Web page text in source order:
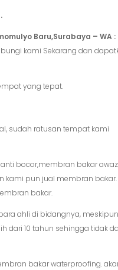
Baru,Surabaya – WA :
kami Sekarang dan
yang tepat.
sudah ratusan tempat kami
bocor,membran bakar
kami pun jual membran bakar.
bakar.
ahli di bidangnya, meskipun
dari 10 tahun sehingga tidak
bakar waterproofing.